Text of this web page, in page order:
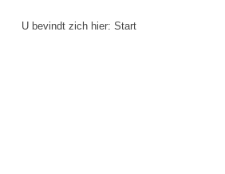
U bevindt zich hier: Start